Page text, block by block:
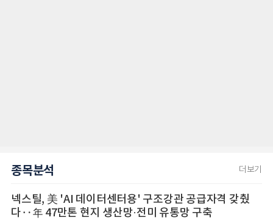
종목분석 더보기
넥스틸, 美 'AI 데이터센터용' 구조강관 공급자격 갖췄
다‥年 47만톤 현지 생산망·전미 유통망 구축